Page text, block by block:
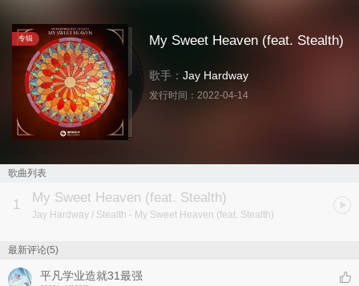
专辑 My Sweet Heaven (feat. Stealth)
歌手： Jay Hardway
发行时间： 2022-04-14
歌曲列表
1 My Sweet Heaven (feat. Stealth)
Jay Hardway / Stealth - My Sweet Heaven (feat. Stealth)
最新评论(5)
平凡学业造就31最强